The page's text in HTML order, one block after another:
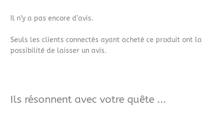
Il n’y a pas encore d’avis.
Seuls les clients connectés ayant acheté ce produit ont la
possibilité de laisser un avis.
Ils résonnent avec votre quête ...